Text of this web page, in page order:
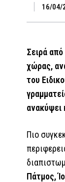
16/04/
Σειρά
χώρας,
του
ανακύψει
Πιο
Πάτμος,